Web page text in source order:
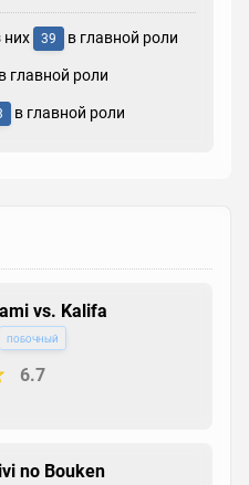
них 39 в главной роли
в главной роли
в главной роли
vs. Kalifa
побочный
6.7
no Bouken